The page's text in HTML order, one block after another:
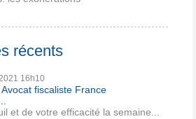
récents
16h10
Avocat fiscaliste France
et de votre efficacité la semaine...